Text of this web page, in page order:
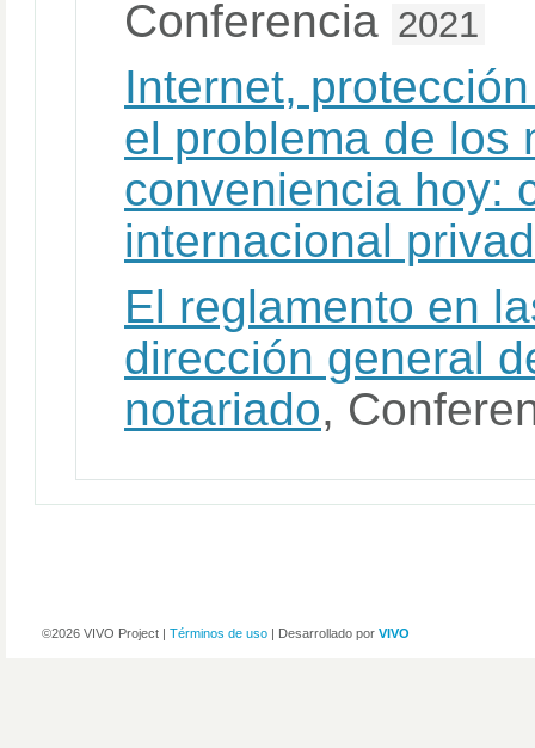
Conferencia 2021
Internet,
el problema de los
conveniencia hoy:
internacional
El reglamento en
dirección general
notariado,
©2026 VIVO Project | Términos de uso | Desarrollado por VIVO